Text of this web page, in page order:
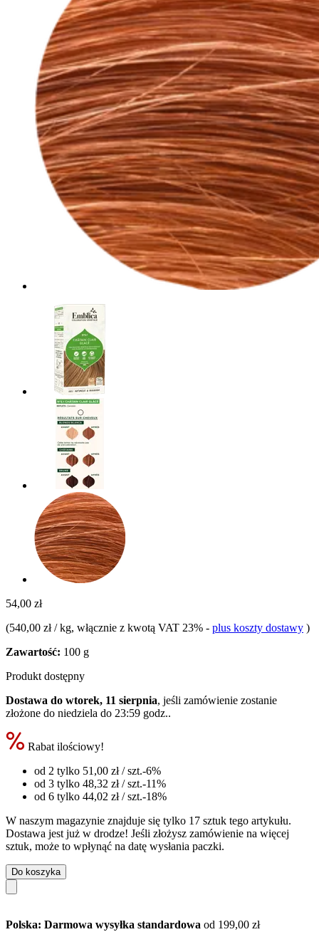
54,00 zł
(540,00 zł / kg, włącznie z kwotą VAT 23% - plus koszty dostawy )
Zawartość: 100 g
Produkt dostępny
Dostawa do wtorek, 11 sierpnia, jeśli zamówienie zostanie
złożone do niedziela do 23:59 godz..
Rabat ilościowy!
od 2 tylko 51,00 zł/ szt.-6%
od 3 tylko 48,32 zł/ szt.-11%
od 6 tylko 44,02 zł/ szt.-18%
W naszym magazynie znajduje się tylko 17 sztuk tego artykułu.
Dostawa jest już w drodze! Jeśli złożysz zamówienie na więcej
sztuk, może to wpłynąć na datę wysłania paczki.
Do koszyka
Polska: Darmowa wysyłka standardowa od 199,00 zł